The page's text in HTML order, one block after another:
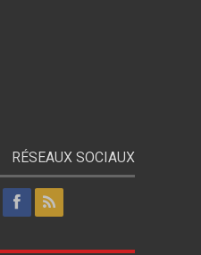
RÉSEAUX SOCIAUX